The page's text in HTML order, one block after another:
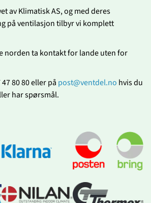
av Klimatisk AS, og med deres
på ventilasjon tilbyr vi komplett
norden ta kontakt for lande uten for
80 80 eller på post@ventdel.no hvis du
har spørsmål.